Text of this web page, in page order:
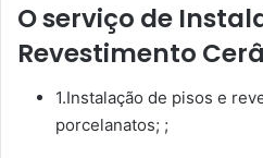
O serviço de
Revestimento
1.Instalação de pisos e
porcelanatos; ;